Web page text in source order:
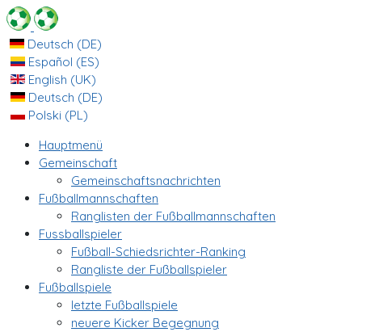
Deutsch (DE)
Español (ES)
English (UK)
Deutsch (DE)
Polski (PL)
Hauptmenü
Gemeinschaft
Gemeinschaftsnachrichten
Fußballmannschaften
Ranglisten der Fußballmannschaften
Fussballspieler
Fußball-Schiedsrichter-Ranking
Rangliste der Fußballspieler
Fußballspiele
letzte Fußballspiele
neuere Kicker Begegnung